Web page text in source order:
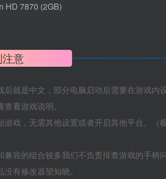
7870 (2GB)
意
就是中文，部分电脑启动后需要在游戏内
看游戏说明。
戏，无需其他设置或者开启其他平台。（
容的组合较多我们不负责排查游戏的手柄问
有修改器望知晓。